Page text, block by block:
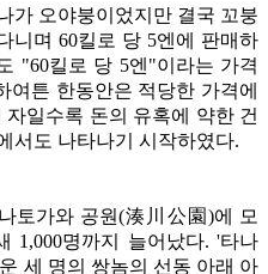
가 오야붕이었지만 결국 꼬붕
니며 60킬로 당 5엔에 판매하
"60킬로 당 5엔"이라는 가격
여튼 한동안은 적당한 가격에
일수록 돈의 유혹에 약한 건
서도 나타나기 시작하였다.
토가와 공원(湊川公園)에 모
1,000명까지 늘어났다. '타나
세 명의 쌍놈의 선동 아래 아